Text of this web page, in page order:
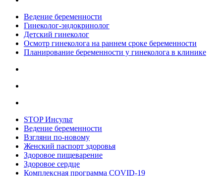
Ведение беременности
Гинеколог-эндокринолог
Детский гинеколог
Осмотр гинеколога на раннем сроке беременности
Планирование беременности у гинеколога в клинике
STOP Инсульт
Ведение беременности
Взгляни по-новому
Женский паспорт здоровья
Здоровое пищеварение
Здоровое сердце
Комплексная программа COVID-19